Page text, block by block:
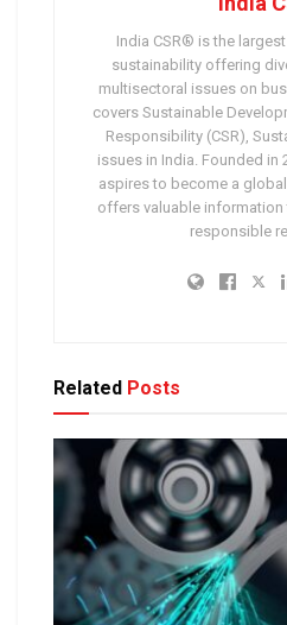
India CSR® is the
sustainability offering
multisectoral issues on
covers Sustainable
Responsibility (CSR),
issues in India. Founded in
aspires to become a
offers valuable
responsible
Related Posts